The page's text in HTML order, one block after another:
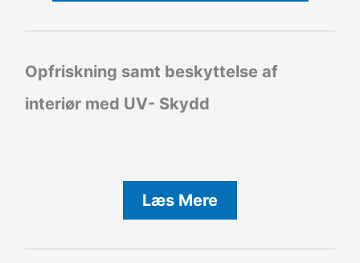
Opfriskning samt beskyttelse af
interiør med UV- Skydd
Læs Mere